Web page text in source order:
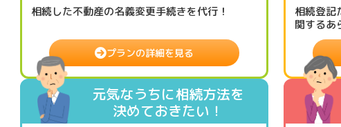
相続した不動産の名義変更手続きを代行！
プランの詳細を見る
相続登記
関するあ
元気なうちに相続方法を
決めておきたい！